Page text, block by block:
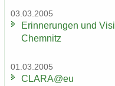
03.03.2005
Er­in­ne­run­gen und
Chem­nitz
01.03.2005
CLARA@eu